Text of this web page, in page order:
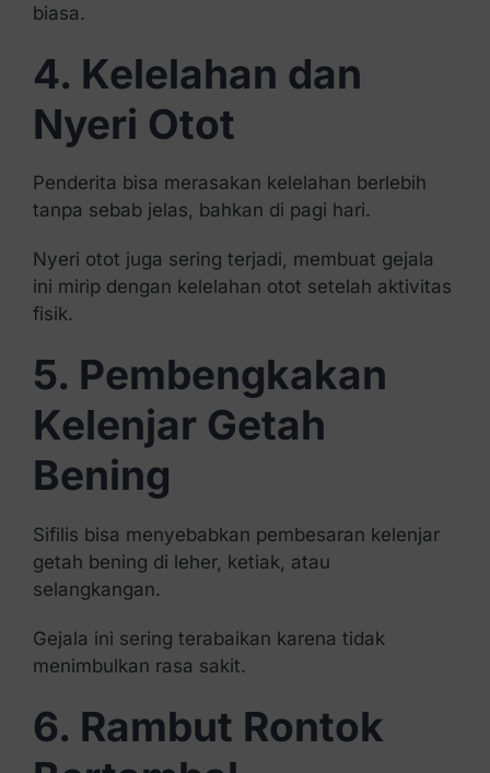
biasa.
4. Kelelahan dan
Nyeri Otot
Penderita bisa merasakan kelelahan berlebih
tanpa sebab jelas, bahkan di pagi hari.
Nyeri otot juga sering terjadi, membuat gejala
ini mirip dengan kelelahan otot setelah aktivitas
fisik.
5. Pembengkakan
Kelenjar Getah
Bening
Sifilis bisa menyebabkan pembesaran kelenjar
getah bening di leher, ketiak, atau
selangkangan.
Gejala ini sering terabaikan karena tidak
menimbulkan rasa sakit.
6. Rambut Rontok